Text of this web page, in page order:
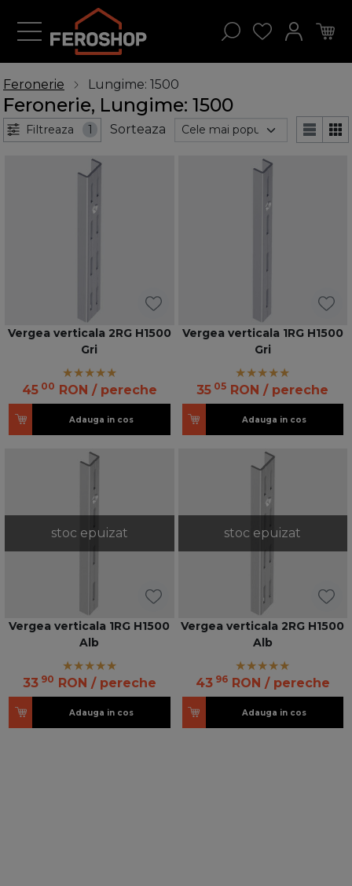
Feronerie Lungime: 1500
Feronerie, Lungime: 1500
Filtreaza 1 Sorteaza
Vergea verticala 2RG H1500
Gri
45 00 RON / pereche
Adauga in cos
Vergea verticala 1RG H1500
Gri
35 05 RON / pereche
Adauga in cos
stoc epuizat
Vergea verticala 1RG H1500
Alb
33 90 RON / pereche
Adauga in cos
stoc epuizat
Vergea verticala 2RG H1500
Alb
43 96 RON / pereche
Adauga in cos